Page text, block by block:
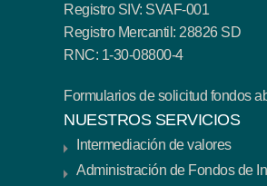
Registro SIV: SVAF-001
Registro Mercantil: 28826 SD
RNC: 1-30-08800-4
Formularios de solicitud fondos
NUESTROS SERVICIOS
Intermediación de valores
Administración de Fondos de